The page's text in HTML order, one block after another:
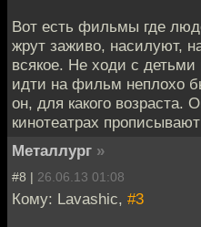
Вот есть фильмы где
жрут заживо, насилуют,
всякое. Не ходи с детьми
идти на фильм неплохо
он, для какого возраста.
кинотеатрах
Металлург »
#8 | 26.06.13 01:08
Кому: Lavashic, #3